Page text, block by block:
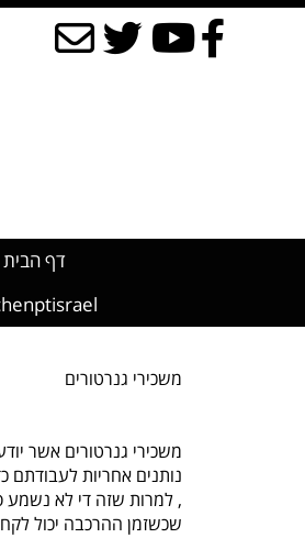
דף הבית
משכירי גנרטורים
משכירי גנרטורים אשר
נותנים אחריות לעבודתם
, למרות שזה די לא נשמע
שכשזמן ההרכבה יכול